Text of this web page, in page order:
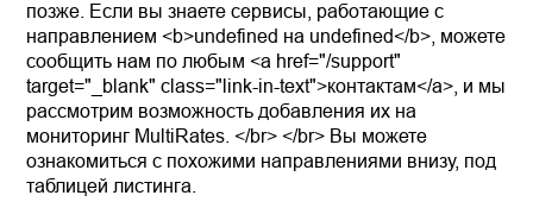
позже. Если вы знаете сервисы, работающие с
направлением <b>undefined на undefined</b>, можете
сообщить нам по любым <a href="/support"
target="_blank" class="link-in-text">контактам</a>, и мы
рассмотрим возможность добавления их на
мониторинг MultiRates. </br> </br> Вы можете
ознакомиться с похожими направлениями внизу, под
таблицей листинга.